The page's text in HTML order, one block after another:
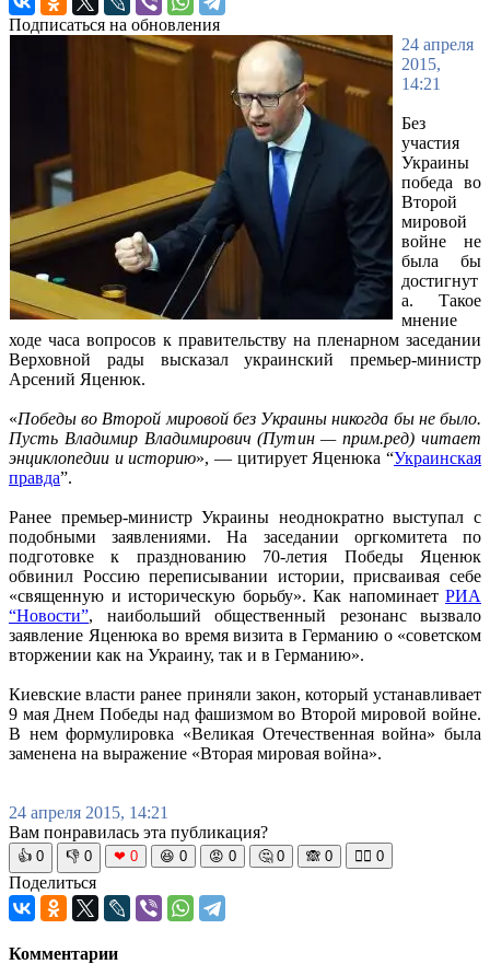
Подписаться на обновления
24 апреля
2015,
14:21
Без
участия
Украины
победа во
Второй
мировой
войне не
была бы
достигнут
а. Такое
мнение
ходе часа вопросов к правительству на пленарном заседании
Верховной рады высказал украинский премьер-министр
Арсений Яценюк.
«Победы во Второй мировой без Украины никогда бы не было.
Пусть Владимир Владимирович (Путин — прим.ред) читает
энциклопедии и историю», — цитирует Яценюка “Украинская
правда”.
Ранее премьер-министр Украины неоднократно выступал с
подобными заявлениями. На заседании оргкомитета по
подготовке к празднованию 70-летия Победы Яценюк
обвинил Россию переписывании истории, присваивая себе
«священную и историческую борьбу». Как напоминает РИА
“Новости”, наибольший общественный резонанс вызвало
заявление Яценюка во время визита в Германию о «советском
вторжении как на Украину, так и в Германию».
Киевские власти ранее приняли закон, который устанавливает
9 мая Днем Победы над фашизмом во Второй мировой войне.
В нем формулировка «Великая Отечественная война» была
заменена на выражение «Вторая мировая война».
24 апреля 2015, 14:21
Вам понравилась эта публикация?
👍 0 👎 0 ❤ 0 😆 0 😡 0 🤔 0 🙈 0 🧘‍♀️ 0
Поделиться
Комментарии